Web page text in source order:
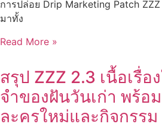
การปล่อย Drip Marketing Patch
มาทั้ง
Read More »
สรุป ZZZ 2.3 เนื้อเรื่อ
จำของฝันวันเก่า พร้อ
ละครใหม่และกิจกรรม